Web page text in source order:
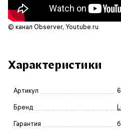
© канал Observer, Youtube.ru
Характеристики
Артикул
Бренд
Гарантия